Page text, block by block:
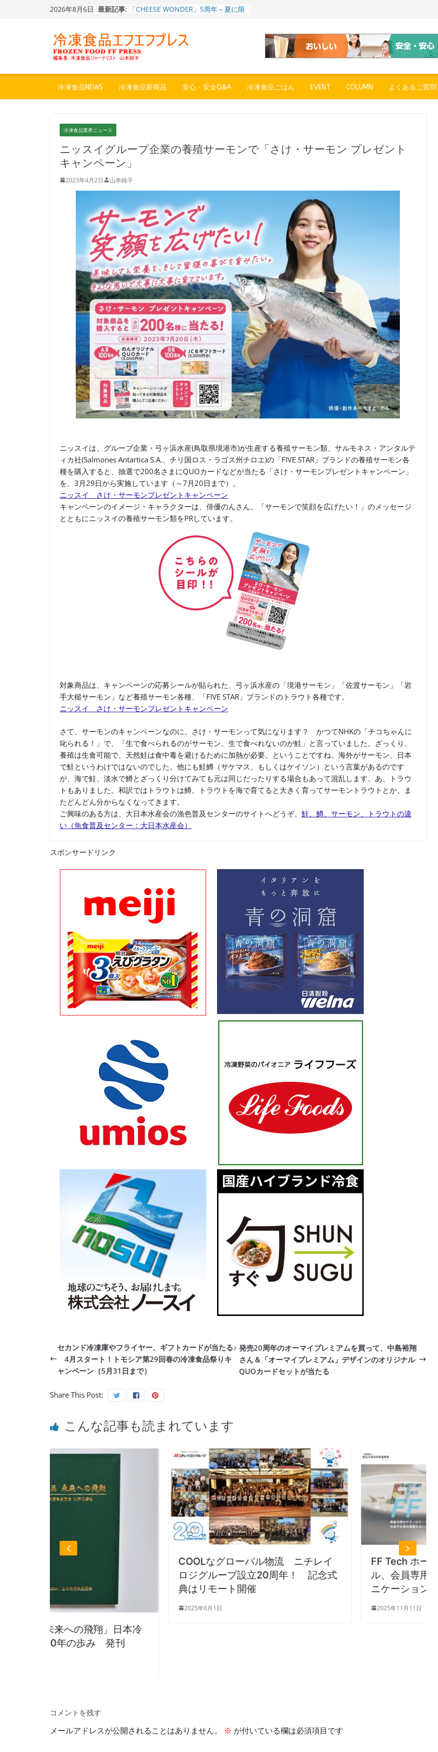
2026年8月6日 最新記事:
「CHEESE WONDER」5周年～夏に限
今まで無かった大盛！水から簡単レン
ジ♪ふわもちめん！！「冷凍 日清の
どん兵衛 大盛 きつねうどん」
醤油味・かつてない細麺！ 「冷凍
日清 魁力屋監修 京都背油醤油ラー
餃子キャラ”ぎょざ・ぎょざお”POPUP
ストアで作者にご挨拶、新作”れいと
うこ～こ～”を知る
冷凍食品NEWS 冷凍食品新商品 安心・安全Q&A 冷凍食品ごはん EVENT COLUMN よくあるご質問
冷凍食品業界ニュース
ニッスイグループ企業の養殖サーモンで「さけ・サーモン プレゼント
キャンペーン」
2023年4月2日 山本純子
ニッスイは、グループ企業・弓ヶ浜水産(鳥取県境港市)が生産する養殖サーモン類、サルモネス・アンタルテ
ィカ社(Salmones Antartica S.A.、チリ国ロス・ラゴス州チロエ)の「FIVE STAR」ブランドの養殖サーモン各
種を購入すると、抽選で200名さまにQUOカードなどが当たる「さけ・サーモンプレゼントキャンペーン」
を、3月29日から実施しています（～7月20日まで）。
ニッスイ さけ・サーモンプレゼントキャンペーン
キャンペーンのイメージ・キャラクターは、俳優のんさん。「サーモンで笑顔を広げたい！」のメッセージ
とともにニッスイの養殖サーモン類をPRしています。
対象商品は、キャンペーンの応募シールが貼られた、弓ヶ浜水産の「境港サーモン」「佐渡サーモン」「岩
手大槌サーモン」など養殖サーモン各種、「FIVE STAR」ブランドのトラウト各種です。
ニッスイ さけ・サーモンプレゼントキャンペーン
さて、サーモンのキャンペーンなのに、さけ・サーモンって気になります？ かつてNHKの「チコちゃんに
叱られる！」で、「生で食べられるのがサーモン、生で食べれないのが鮭」と言っていました。ざっくり、
養殖は生食可能で、天然鮭は食中毒を避けるために加熱が必要、ということですね。海外がサーモン、日本
で鮭というわけではないのでした。他にも鮭鱒（サケマス、もしくはケイソン）という言葉があるのです
が、海で鮭、淡水で鱒とざっくり分けてみても元は同じだったりする場合もあって混乱します。あ、トラウ
トもありました。和訳ではトラウトは鱒。トラウトを海で育てると大きく育ってサーモントラウトとか、ま
たどんどん分からなくなってきます。
ご興味のある方は、大日本水産会の漁色普及センターのサイトへどうぞ。 鮭、鱒、サーモン、トラウトの違
い（魚食普及センター：大日本水産会）
スポンサードリンク
セカンド冷凍庫やフライヤー、ギフトカードが当たる♪
4月スタート！トモシア第29回春の冷凍食品祭りキ
ャンペーン（5月31日まで）
発売20周年のオーマイプレミアムを買って、中島裕翔
さん＆「オーマイプレミアム」デザインのオリジナル
QUOカードセットが当たる
Share This Post:
こんな記事も読まれています
COOLなグローバル物流 ニチレイ
ロジグループ設立20周年！ 記念式
典はリモート開催
2025年6月1日
FF Tech ホームページをリニューア
ル、会員専用ページも新設しコミュ
コメントを残す
メールアドレスが公開されることはありません。 ※ が付いている欄は必須項目です